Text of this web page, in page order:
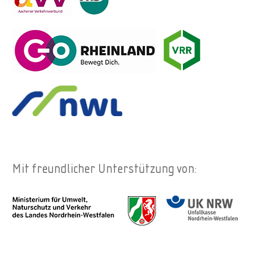
Mit freundlicher Unterstützung von: